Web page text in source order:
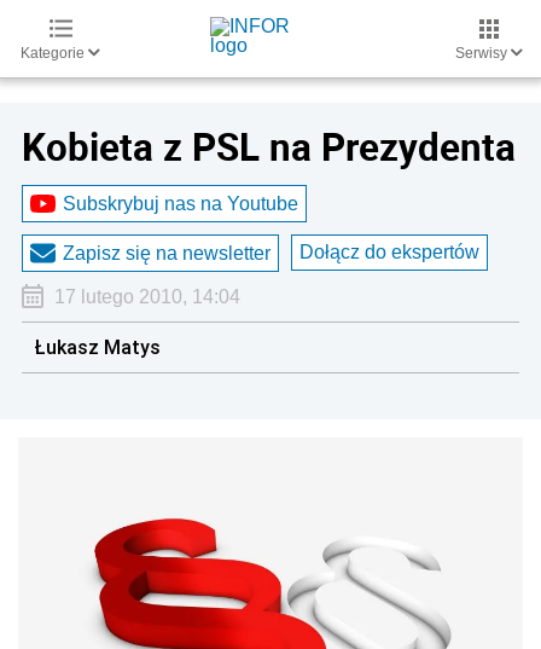
Kategorie Serwisy
Kobieta z PSL na Prezydenta
Subskrybuj nas na Youtube
Zapisz się na newsletter Dołącz do ekspertów
17 lutego 2010, 14:04
Łukasz Matys